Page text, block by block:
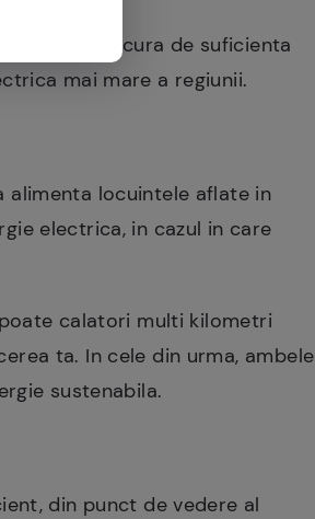
care se bucura de suficienta
mai mare a regiunii.
locuintele aflate in
electrica, in cazul in care
calatori multi kilometri
ta. In cele din urma, ambele
sustenabila.
din punct de vedere al